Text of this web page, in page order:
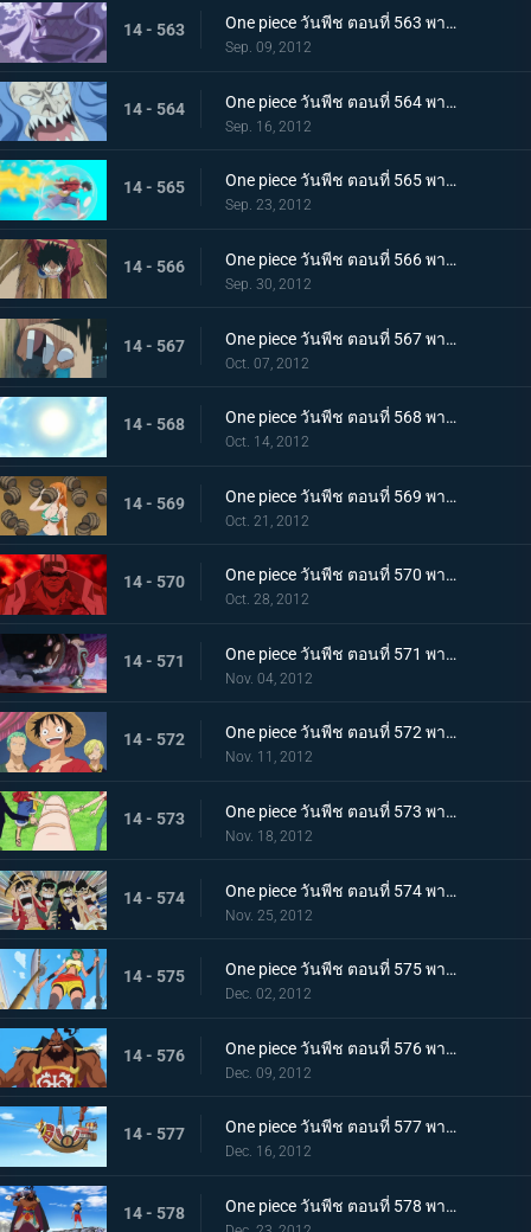
14 - 563 One piece วันพีช ตอนที่ 563 พากย์ไทย ความจริงที่น่าตกใจ! ตัวตนที่แท้จริงของโฮดี้!
Sep. 09, 2012
14 - 564 One piece วันพีช ตอนที่ 564 พากย์ไทย กลับสู่ศูนย์! คำขออันแรงกล้าต่อลูฟี่!
Sep. 16, 2012
14 - 565 One piece วันพีช ตอนที่ 565 พากย์ไทย ลูพี่โจมตีทุ่มสุดตัว! ระเบิดหมัด เรด ฮอว์ค
Sep. 23, 2012
14 - 566 One piece วันพีช ตอนที่ 566 พากย์ไทย ใกล้จะสิ้นสุด! ศึกตัดสินกับโฮดี้มาถึงแล้ว
Sep. 30, 2012
14 - 567 One piece วันพีช ตอนที่ 567 พากย์ไทย เรือโนอาห์จงหยุด! หมัดปืนกลช้างอันเด็ดเดี่ยว!
Oct. 07, 2012
14 - 568 One piece วันพีช ตอนที่ 568 พากย์ไทย ไปสู่อนาคต! เส้นทางที่เชื่อมไปยังแสงอาทิตย์!
Oct. 14, 2012
14 - 569 One piece วันพีช ตอนที่ 569 พากย์ไทย ความลับได้เปิดเผย!!! ความจริง?..เกี่ยวกับอาวุธโบราณ!!
Oct. 21, 2012
14 - 570 One piece วันพีช ตอนที่ 570 พากย์ไทย กลุ่มหมวกฟางตะลึง! จอมพลคนใหม่แห่งกองทัพเรือ!
Oct. 28, 2012
14 - 571 One piece วันพีช ตอนที่ 571 พากย์ไทย ผู้ชื่นชอบของหวาน! สี่จักรพรรดิ บิ๊กมัม
Nov. 04, 2012
14 - 572 One piece วันพีช ตอนที่ 572 พากย์ไทย ความยุ่งยากโถมเข้าใส่ กับดักที่รออยู่ในนิวเวิลด์
Nov. 11, 2012
14 - 573 One piece วันพีช ตอนที่ 573 พากย์ไทย ในที่สุดก็ออกเรือ! ลาก่อนเกาะมนุษย์เงือก!
Nov. 18, 2012
14 - 574 One piece วันพีช ตอนที่ 574 พากย์ไทย สู่นิวเวิลด์! มุ่งไปยังทะเลที่แข็งแกร่งที่สุด
Nov. 25, 2012
14 - 575 One piece วันพีช ตอนที่ 575 พากย์ไทย ภาคความทะเยอทะยานของเซ็ตโต้ คนยักษ์ตัวน้อย ลินลี่!
Dec. 02, 2012
14 - 576 One piece วันพีช ตอนที่ 576 พากย์ไทย ภาคความทะเยอทะยานของเซ็ตโต้ กองทัพเรือปริศนาสุดแข็งแกร่งปรากฏตัว!
Dec. 09, 2012
14 - 577 One piece วันพีช ตอนที่ 577 พากย์ไทย ภาคความทะเยอทะยานของเซ็ตโต้ ! แผนหลบหนีครั้งยิ่งใหญ่ถวายชีวิต!
Dec. 16, 2012
14 - 578 One piece วันพีช ตอนที่ 578 พากย์ไทย ภาคความทะเยอทะยานของเซ็ตโต้ ลูฟี่ ปะทะ ชูโซะ!